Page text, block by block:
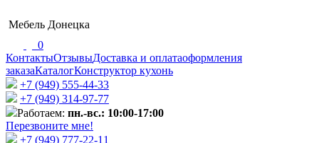
Мебель Донецка
0
КонтактыОтзывыДоставка и оплатаоформления
заказаКаталогКонструктор кухонь
+7 (949) 555-44-33
+7 (949) 314-97-77
Работаем: пн.-вс.: 10:00-17:00
Перезвоните мне!
+7 (‎949) 777-22-11